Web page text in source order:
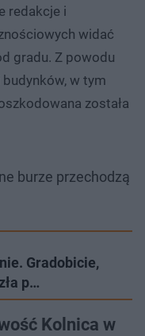
redakcje i
widać
gradu. Z powodu
w tym
została
burze przechodzą
Gradobicie,
p…
Kolnica w